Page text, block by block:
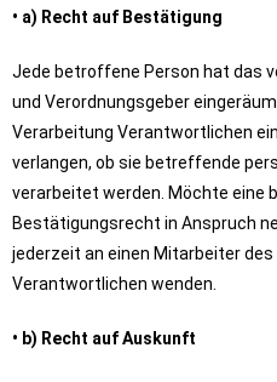
• a) Recht auf Bestätigung
Jede betroffene Person hat das
und Verordnungsgeber
Verarbeitung Verantwortlichen
verlangen, ob sie betreffende
verarbeitet werden. Möchte eine
Bestätigungsrecht in Anspruch
jederzeit an einen Mitarbeiter
Verantwortlichen wenden.
• b) Recht auf Auskunft